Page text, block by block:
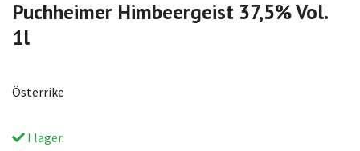
Puchheimer Himbeergeist 37,5% Vol.
1l
Österrike
I lager.